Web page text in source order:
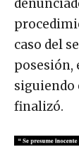
caso del
posesión,
siguiendo
finalizó.